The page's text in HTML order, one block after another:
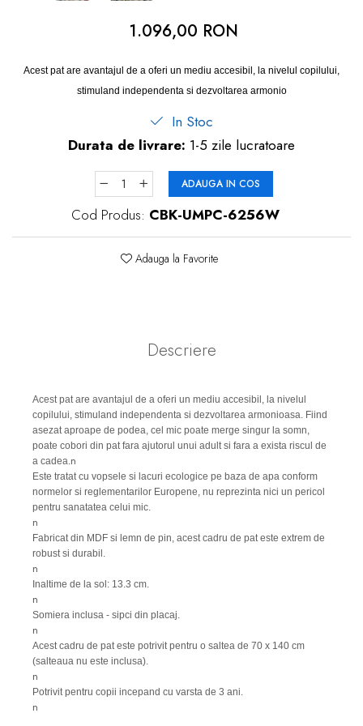
Igiena copii
1.096,00 RON
Acest pat are avantajul de a oferi un mediu accesibil, la nivelul copilului,
stimuland independenta si dezvoltarea armonio
In Stoc
Durata de livrare: 1-5 zile lucratoare
ADAUGA IN COS
Cod Produs: CBK-UMPC-6256W
Adauga la Favorite
Descriere
Acest pat are avantajul de a oferi un mediu accesibil, la nivelul
copilului, stimuland independenta si dezvoltarea armonioasa. Fiind
asezat aproape de podea, cel mic poate merge singur la somn,
poate cobori din pat fara ajutorul unui adult si fara a exista riscul de
a cadea.n
Este tratat cu vopsele si lacuri ecologice pe baza de apa conform
normelor si reglementarilor Europene, nu reprezinta nici un pericol
pentru sanatatea celui mic.
n
Fabricat din MDF si lemn de pin, acest cadru de pat este extrem de
robust si durabil.
n
Inaltime de la sol: 13.3 cm.
n
Somiera inclusa - sipci din placaj.
n
Acest cadru de pat este potrivit pentru o saltea de 70 x 140 cm
(salteaua nu este inclusa).
n
Potrivit pentru copii incepand cu varsta de 3 ani.
n